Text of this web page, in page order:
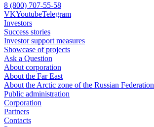
8 (800) 707-55-58
VKYoutubeTelegram
Investors
Success stories
Investor support measures
Showcase of projects
Ask a Question
About corporation
About the Far East
About the Arctic zone of the Russian Federation
Public administration
Corporation
Partners
Contacts